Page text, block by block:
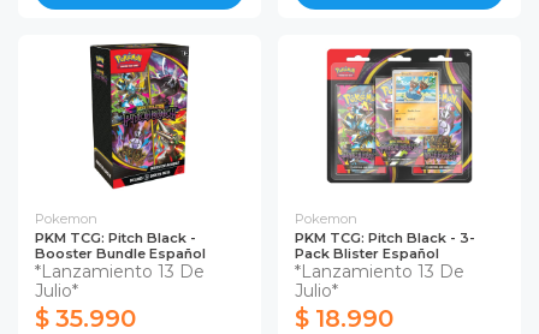
Pokemon
PKM TCG: Pitch Black -
Booster Bundle Español
*Lanzamiento 13 De
Julio*
$ 35.990
Pokemon
PKM TCG: Pitch Black - 3-
Pack Blister Español
*Lanzamiento 13 De
Julio*
$ 18.990